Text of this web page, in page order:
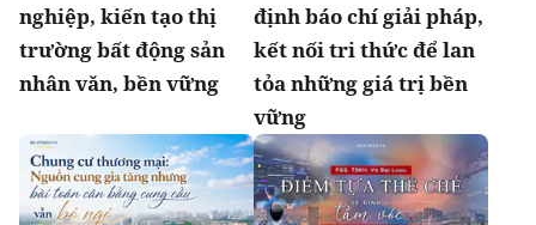
nghiệp, kiến tạo thị
trường bất động sản
nhân văn, bền vững
định báo chí giải pháp,
kết nối tri thức để lan
tỏa những giá trị bền
vững